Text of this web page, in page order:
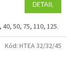
DETAIL
50, 75, 110, 125.
Kód: HTEA 32/32/45